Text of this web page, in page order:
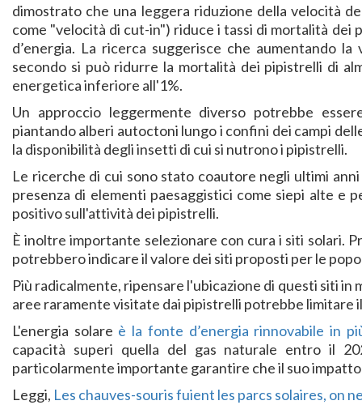
dimostrato che una leggera riduzione della velocità
come "velocità di cut-in") riduce i tassi di mortalità
d’energia. La ricerca suggerisce che aumentando
secondo si può ridurre la mortalità dei pipistrelli di
energetica inferiore all'1%.
Un approccio leggermente diverso potrebbe
piantando alberi autoctoni lungo i confini dei campi
la disponibilità degli insetti di cui si nutrono i pipistrelli.
Le ricerche di cui sono stato coautore negli ultimi
presenza di elementi paesaggistici come siepi alte
positivo sull'attività dei pipistrelli.
È inoltre importante selezionare con cura i siti solari.
potrebbero indicare il valore dei siti proposti per le
Più radicalmente, ripensare l'ubicazione di questi siti in
aree raramente visitate dai pipistrelli potrebbe limitare
L'energia solare è la fonte d’energia rinnovabile in
capacità superi quella del gas naturale entro il
particolarmente importante garantire che il suo
Leggi, Les chauves-souris fuient les parcs solaires, on